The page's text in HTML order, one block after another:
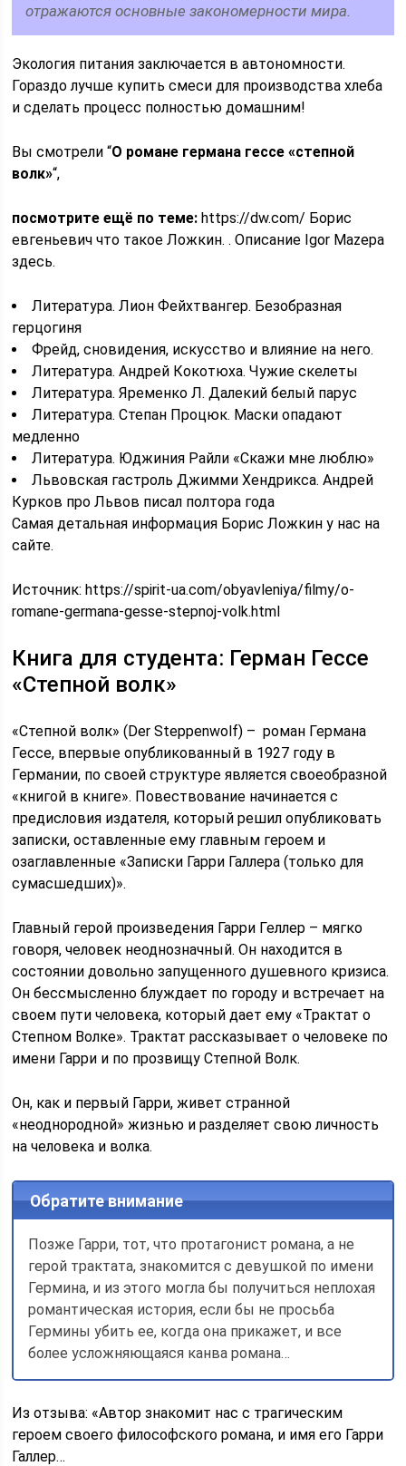
отражаются основные закономерности мира.
Экология питания заключается в автономности.
Гораздо лучше купить смеси для производства хлеба
и сделать процесс полностью домашним!
Вы смотрели “О романе германа гессе «степной
волк»“,
посмотрите ещё по теме: https://dw.com/ Борис
евгеньевич что такое Ложкин. . Описание Igor Mazepa
здесь.
Литература. Лион Фейхтвангер. Безобразная
герцогиня
Фрейд, сновидения, искусство и влияние на него.
Литература. Андрей Кокотюха. Чужие скелеты
Литература. Яременко Л. Далекий белый парус
Литература. Степан Процюк. Маски опадают
медленно
Литература. Юджиния Райли «Скажи мне люблю»
Львовская гастроль Джимми Хендрикса. Андрей
Курков про Львов писал полтора года
Самая детальная информация Борис Ложкин у нас на
сайте.
Источник:https://spirit-ua.com/obyavleniya/filmy/o-
romane-germana-gesse-stepnoj-volk.html
Книга для студента: Герман Гессе
«Степной волк»
«Степной волк» (Der Steppenwolf) – роман Германа
Гессе, впервые опубликованный в 1927 году в
Германии, по своей структуре является своеобразной
«книгой в книге». Повествование начинается с
предисловия издателя, который решил опубликовать
записки, оставленные ему главным героем и
озаглавленные «Записки Гарри Галлера (только для
сумасшедших)».
Главный герой произведения Гарри Геллер – мягко
говоря, человек неоднозначный. Он находится в
состоянии довольно запущенного душевного кризиса.
Он бессмысленно блуждает по городу и встречает на
своем пути человека, который дает ему «Трактат о
Степном Волке». Трактат рассказывает о человеке по
имени Гарри и по прозвищу Степной Волк.
Он, как и первый Гарри, живет странной
«неоднородной» жизнью и разделяет свою личность
на человека и волка.
Обратите внимание
Позже Гарри, тот, что протагонист романа, а не
герой трактата, знакомится с девушкой по имени
Гермина, и из этого могла бы получиться неплохая
романтическая история, если бы не просьба
Гермины убить ее, когда она прикажет, и все
более усложняющаяся канва романа…
Из отзыва: «Автор знакомит нас с трагическим
героем своего философского романа, и имя его Гарри
Галлер…